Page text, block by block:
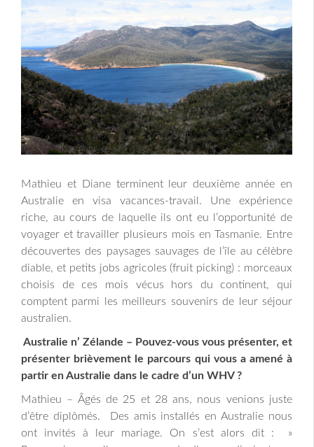
Mathieu et Diane terminent leur deuxième année en
Australie en visa vacances-travail. Une expérience
riche, au cours de laquelle ils ont eu l’opportunité de
voyager et travailler plusieurs mois en Tasmanie. Entre
découvertes des paysages sauvages de l’île au célèbre
diable, et petits jobs agricoles (fruit picking) : morceaux
choisis de ces mois vécus hors du continent, qui
comptent parmi les meilleurs souvenirs de leur séjour
australien.
Australie n’ Zélande – Pouvez-vous vous présenter, et
présenter brièvement le parcours qui vous a amené à
partir en Australie dans le cadre d’un WHV ?
Mathieu – Âgés de 25 et 28 ans, nous venions juste
d’être diplômés. Des amis installés en Australie nous
ont invités à leur mariage. On s’est alors dit : »